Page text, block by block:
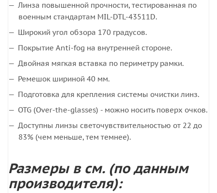
Линза повышенной прочности, тестированная по
военным стандартам MIL-DTL-43511D.
Широкий угол обзора 170 градусов.
Покрытие Anti-fog на внутренней стороне.
Двойная мягкая вставка по периметру рамки.
Ремешок шириной 40 мм.
Подготовка для крепления системы очистки линз.
OTG (Over-the-glasses) - можно носить поверх очков.
Доступны линзы светочувствительностью от 22 до
83% (чем меньше, тем темнее).
Размеры в см. (по данным
производителя):